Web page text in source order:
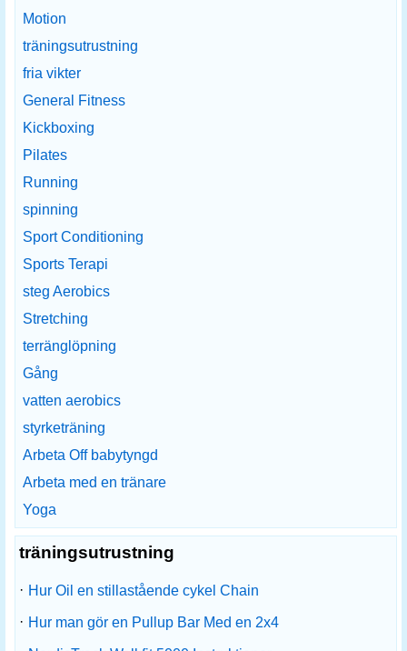
Motion
träningsutrustning
fria vikter
General Fitness
Kickboxing
Pilates
Running
spinning
Sport Conditioning
Sports Terapi
steg Aerobics
Stretching
terränglöpning
Gång
vatten aerobics
styrketräning
Arbeta Off babytyngd
Arbeta med en tränare
Yoga
träningsutrustning
· Hur Oil en stillastående cykel Chain
· Hur man gör en Pullup Bar Med en 2x4